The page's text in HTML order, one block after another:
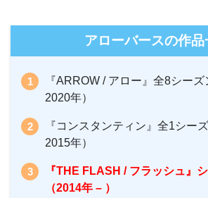
アローバースの作品
『ARROW / アロー』全8シー
2020年）
『コンスタンティン』全1シー
2015年）
『THE FLASH / フラッシュ』
（2014年 – ）